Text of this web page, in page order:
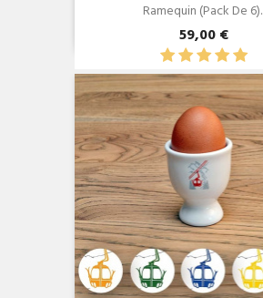
Ramequin (Pack De
59,00 €
Aperçu rapide